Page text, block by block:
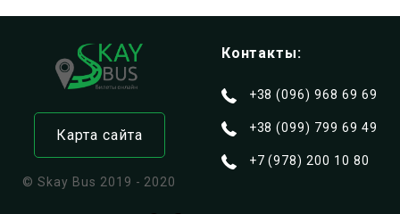
Автобусы из Крыма в Украину
ул. Киевская, д. 4
Крым, г. Симферополь
+380969686969 +380997996949
+79782001080
https://skaybus.com
Карта сайта
© Skay Bus 2019 - 2020
Контакты:
+38 (096) 968 69 69
+38 (099) 799 69 49
+7 (978) 200 10 80